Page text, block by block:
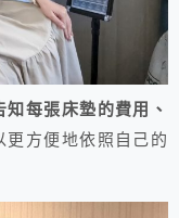
每張床墊的費用、
更方便地依照自己的